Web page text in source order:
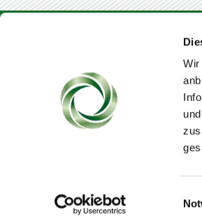
Wir
STARTSEITE